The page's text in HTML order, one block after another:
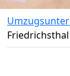
Friedrichsthal